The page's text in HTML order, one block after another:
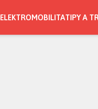
ELEKTROMOBILITATIPY A